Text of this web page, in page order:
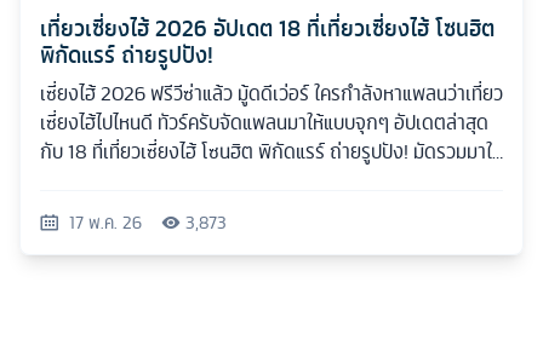
เที่ยวเซี่ยงไฮ้ 2026 อัปเดต 18 ที่เที่ยวเซี่ยงไฮ้ โซนฮิต
พิกัดแรร์ ถ่ายรูปปัง!
เซี่ยงไฮ้ 2026 ฟรีวีซ่าแล้ว มู้ดดีเว่อร์ ใครกำลังหาแพลนว่าเที่ยว
เซี่ยงไฮ้ไปไหนดี ทัวร์ครับจัดแพลนมาให้แบบจุกๆ อัปเดตล่าสุด
กับ 18 ที่เที่ยวเซี่ยงไฮ้ โซนฮิต พิกัดแรร์ ถ่ายรูปปัง! มัดรวมมาให้
17 พ.ค. 26 3,873